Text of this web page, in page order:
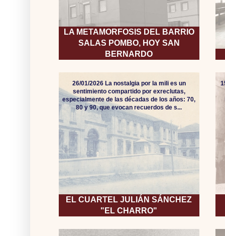
LA METAMORFOSIS DEL BARRIO
SALAS POMBO, HOY SAN
BERNARDO
EL CUARTEL JULIÁN SÁNCHEZ
"EL CHARRO"
26/01/2026 La nostalgia por la mili es un
sentimiento compartido por exreclutas,
especialmente de las décadas de los años: 70,
80 y 90, que evocan recuerdos de s...